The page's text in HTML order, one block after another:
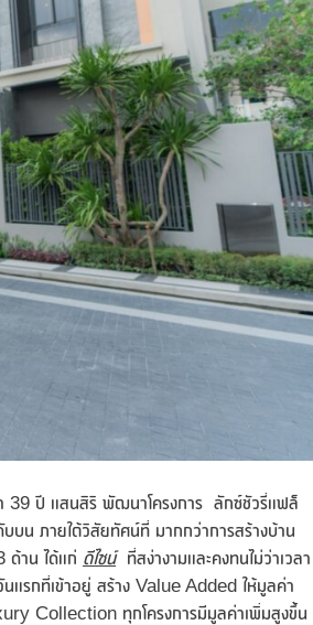
39 ปี แสนสิริ พัฒนาโครงการ ลักซ์ชัวรี่แฟล็
บบน ภายใต้วิสัยทัศน์ที่ มากกว่าการสร้างบ้าน
ด้าน ได้แก่ ดีไซน์ที่สง่างามและคงทนไม่ว่าเวลา
แรกที่เข้าอยู่ สร้าง Value Added ให้มูลค่า
Collection ทุกโครงการมีมูลค่าเพิ่มสูงขึ้น